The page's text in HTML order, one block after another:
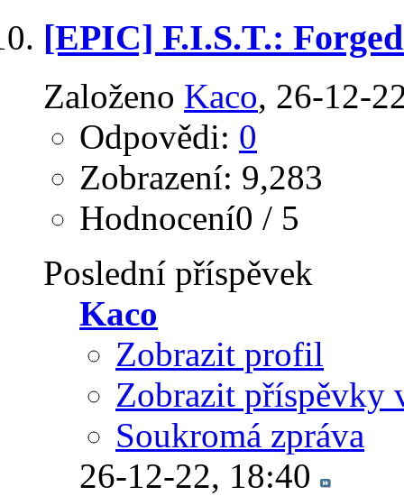
[EPIC] F.I.S.T.:
Založeno Kaco‎, 26-12-
Odpovědi: 0
Zobrazení: 9,283
Hodnocení0 / 5
Poslední příspěvek
Kaco
Zobrazit profil
Zobrazit příspěvky
Soukromá zpráva
26-12-22, 18:40